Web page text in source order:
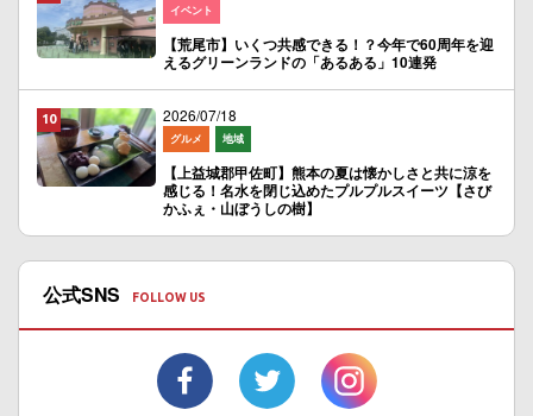
イベント
【荒尾市】いくつ共感できる！？今年で60周年を迎
えるグリーンランドの「あるある」10連発
2026/07/18
グルメ 地域
【上益城郡甲佐町】熊本の夏は懐かしさと共に涼を
感じる！名水を閉じ込めたプルプルスイーツ【さび
かふぇ・山ぼうしの樹】
公式SNS